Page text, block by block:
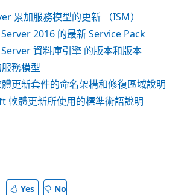
累加服務模型的更新 （ISM）
2016 的最新 Service Pack
資料庫引擎 的版本和版本
務模型
更新套件的命名架構和修復區域說明
軟體更新所使用的標準術語說明
Yes No